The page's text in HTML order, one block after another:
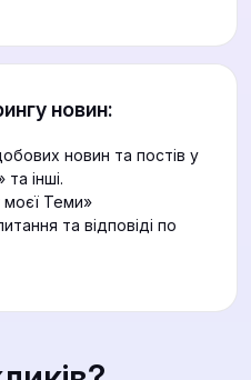
новин:
новин та постів у
інші.
моєї Теми»
та відповіді по